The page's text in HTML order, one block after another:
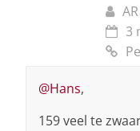
3
@Hans,
159 veel te